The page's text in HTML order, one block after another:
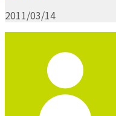
2011/03/14